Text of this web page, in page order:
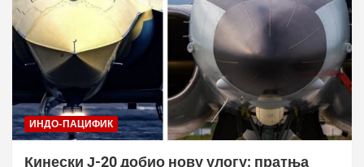
ИНДО-ПАЦИФИК
Кинески Ј-20 добио нову улогу: пратња